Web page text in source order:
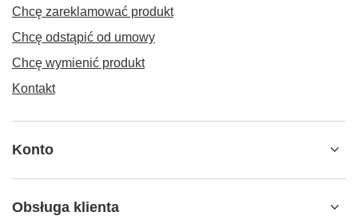
Chcę zareklamować produkt
Chcę odstąpić od umowy
Chcę wymienić produkt
Kontakt
Konto
Obsługa klienta